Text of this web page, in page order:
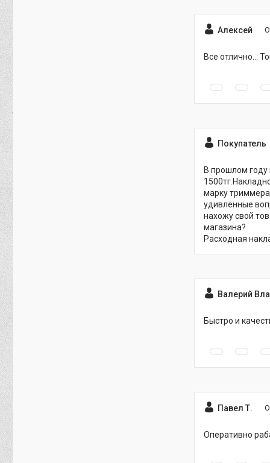
Алексей
Все отлично...
Покупатель
В прошлом году
марку
удивлённые
нахожу свой
магазина?
Расходная
Валерий
Быстро и
Павел Т.
Оперативно